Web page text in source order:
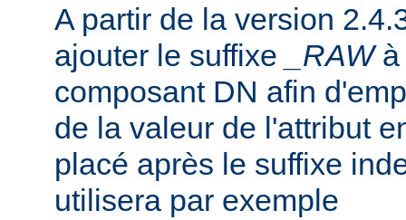
A partir de la version
ajouter le suffixe
_RAW
composant DN afin
de la valeur de l'attribut
placé après le suffixe
utilisera par exemple